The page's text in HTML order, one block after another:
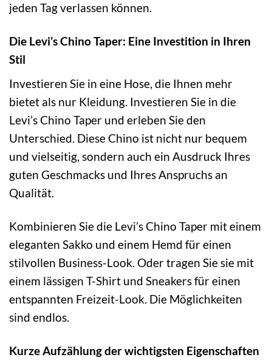
jeden Tag verlassen können.
Die Levi’s Chino Taper: Eine Investition in Ihren
Stil
Investieren Sie in eine Hose, die Ihnen mehr
bietet als nur Kleidung. Investieren Sie in die
Levi’s Chino Taper und erleben Sie den
Unterschied. Diese Chino ist nicht nur bequem
und vielseitig, sondern auch ein Ausdruck Ihres
guten Geschmacks und Ihres Anspruchs an
Qualität.
Kombinieren Sie die Levi’s Chino Taper mit einem
eleganten Sakko und einem Hemd für einen
stilvollen Business-Look. Oder tragen Sie sie mit
einem lässigen T-Shirt und Sneakers für einen
entspannten Freizeit-Look. Die Möglichkeiten
sind endlos.
Kurze Aufzählung der wichtigsten Eigenschaften